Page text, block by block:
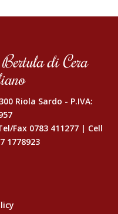
di Cera
Riola Sardo - P.IVA:
Fax 0783 411277 | Cell
1778923